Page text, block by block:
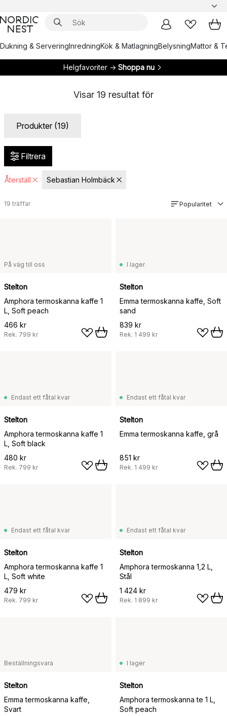
Dukning & ServeringInredningKök & MatlagningBelysningMattor &
Helgfavoriter → Shoppa nu
Visar 19 resultat för
Produkter (19)
Filtrera
Återställ Sebastian Holmbäck
19 träffar Popularitet
På väg till oss
Stelton
Amphora termoskanna kaffe 1
L, Soft peach
466 kr
Rek. 799 kr
I lager
Stelton
Emma termoskanna kaffe, Soft
sand
839 kr
Rek. 1 499 kr
Endast ett fåtal kvar
Stelton
Amphora termoskanna kaffe 1
L, Soft black
480 kr
Rek. 799 kr
Endast ett fåtal kvar
Stelton
Emma termoskanna kaffe, grå
851 kr
Rek. 1 499 kr
Endast ett fåtal kvar
Stelton
Amphora termoskanna kaffe 1
L, Soft white
479 kr
Rek. 799 kr
Endast ett fåtal kvar
Stelton
Amphora termoskanna 1,2 L,
Stål
1 424 kr
Rek. 1 899 kr
Beställningsvara
Stelton
Emma termoskanna kaffe,
Svart
I lager
Stelton
Amphora termoskanna te 1 L,
Soft peach